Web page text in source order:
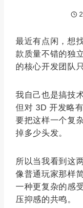
最近有点闲，想
款质量不错的独
的核心开发团队
我自己也是搞技
但对 3D 开发略
要把这样一个复
掉多少头发。
所以当我看到这
像普通玩家那样
一种更复杂的感
压抑感的共鸣。